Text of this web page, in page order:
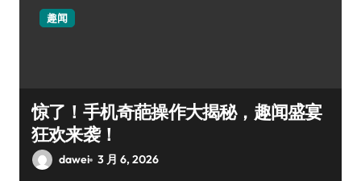
趣闻
惊了！手机奇葩操作大揭秘，趣闻盛宴
狂欢来袭！
dawei 3 月 6, 2026